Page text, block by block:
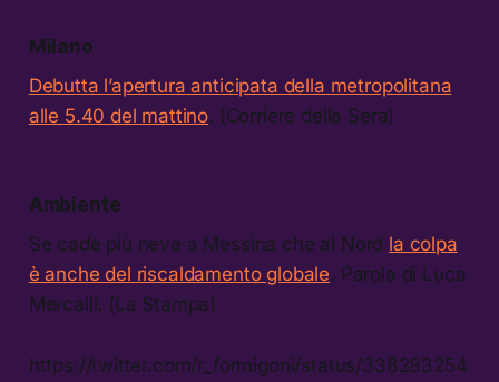
Milano
Debutta l’apertura anticipata della metropolitana
alle 5.40 del mattino. (Corriere della Sera)
Ambiente
Se cade più neve a Messina che al Nord la colpa
è anche del riscaldamento globale. Parola di Luca
Mercalli. (La Stampa)
https://twitter.com/r_formigoni/status/338283254